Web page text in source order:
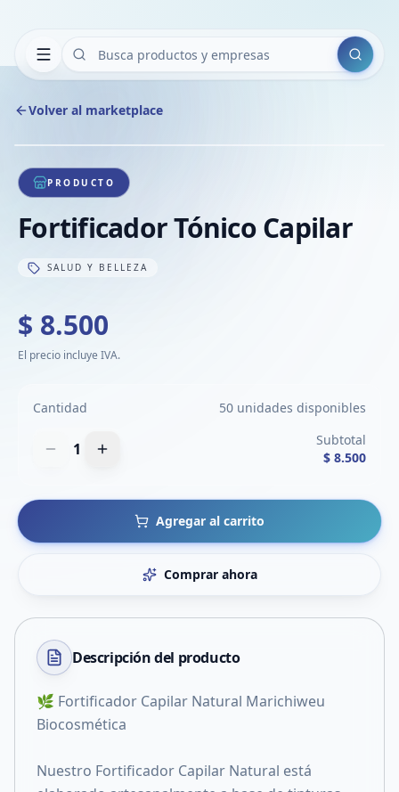
Buscar
Volver al marketplace
1/1
PRODUCTO
Fortificador Tónico Capilar
SALUD Y BELLEZA
$ 8.500
El precio incluye IVA.
Cantidad 50 unidades disponibles
1
Subtotal
$ 8.500
Agregar al carrito
Comprar ahora
Descripción del producto
🌿 Fortificador Capilar Natural Marichiweu
Biocosmética
Nuestro Fortificador Capilar Natural está